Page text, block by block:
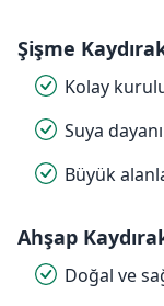
Şişme
Kolay
Suya
Büyük
Ahşap
Doğal ve